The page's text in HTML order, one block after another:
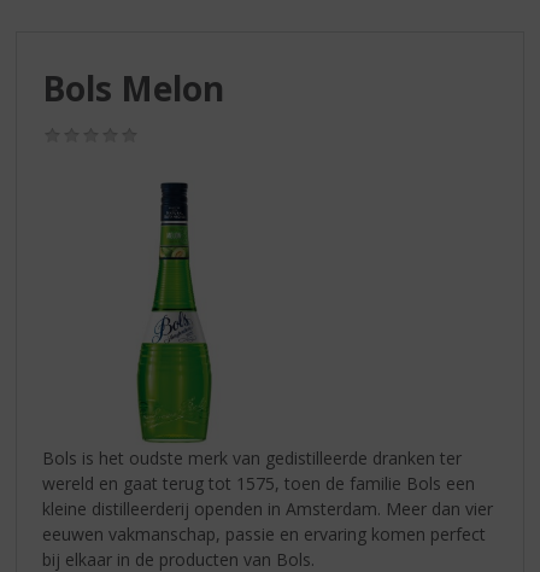
Bols Melon
Bols is het oudste merk van gedistilleerde dranken ter
wereld en gaat terug tot 1575, toen de familie Bols een
kleine distilleerderij openden in Amsterdam. Meer dan vier
eeuwen vakmanschap, passie en ervaring komen perfect
bij elkaar in de producten van Bols.